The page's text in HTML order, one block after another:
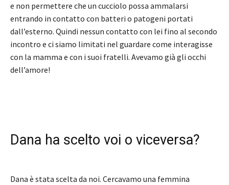
e non permettere che un cucciolo possa ammalarsi
entrando in contatto con batteri o patogeni portati
dall’esterno. Quindi nessun contatto con lei fino al secondo
incontro e ci siamo limitati nel guardare come interagisse
con la mamma e con i suoi fratelli. Avevamo già gli occhi
dell’amore!
Dana ha scelto voi o viceversa?
Dana è stata scelta da noi. Cercavamo una femmina